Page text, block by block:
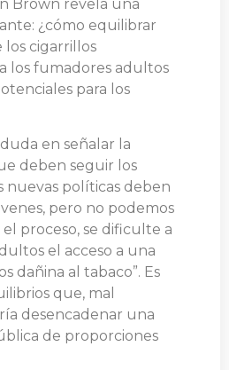
Brown revela una
¿cómo equilibrar
los cigarrillos
los fumadores adultos
para los
en señalar la
deben seguir los
nuevas políticas deben
pero no podemos
proceso, se dificulte a
el acceso a una
dañina al tabaco”. Es
que, mal
desencadenar una
de proporciones